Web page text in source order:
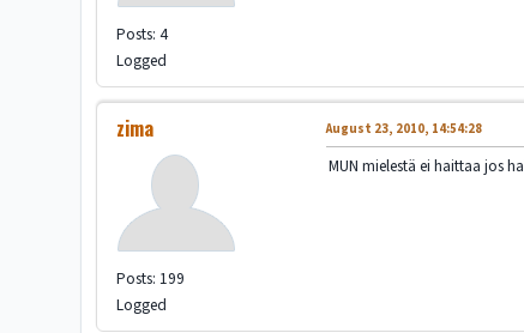
Posts: 4
Logged
zima
Posts: 199
Logged
August 23, 2010, 14:54:28
MUN mielestä ei haittaa jos